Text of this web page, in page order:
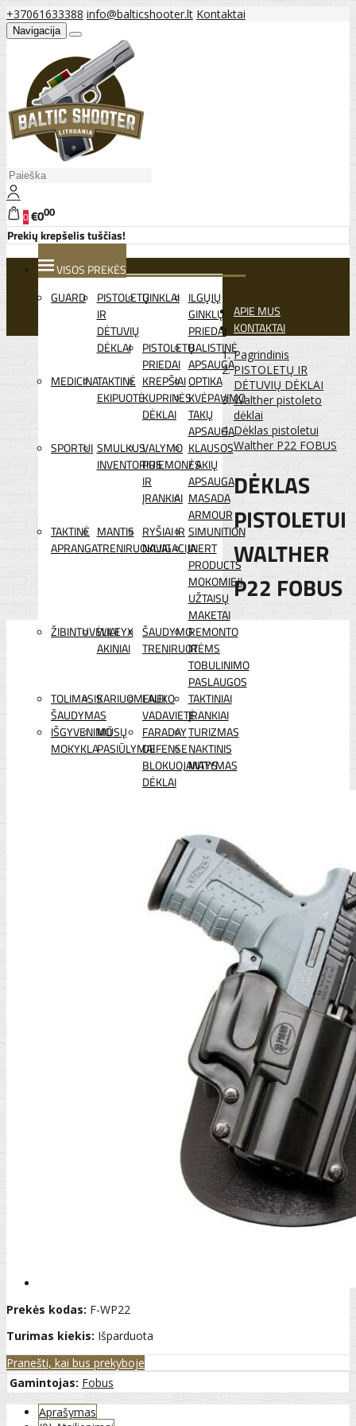
+37061633388 info@balticshooter.lt Kontaktai
Navigacija
0€000
Prekių krepšelis tuščias!
VISOS PREKĖS
GUARD
PISTOLETŲ
IR
DĖTUVIŲ
DĖKLAI
GINKLAI ILGŲJŲ
GINKLŲ
PRIEDAI
PISTOLETŲ
PRIEDAI
BALISTINĖ
APSAUGA
MEDICINATAKTINĖ
EKIPUOTĖ
KREPŠIAI
KUPRINĖS
DĖKLAI
OPTIKA
KVĖPAVIMO
TAKŲ
APSAUGA
SPORTUI SMULKUS
INVENTORIUS
VALYMO
PRIEMONĖS
IR
ĮRANKIAI
KLAUSOS
/ AKIŲ
APSAUGA
MASADA
ARMOUR
TAKTINĖ
APRANGA
MANTIS
TRENIRUOKLIAI
RYŠIAI IR
NAVIGACIJA
SIMUNITION
INERT
PRODUCTS
MOKOMIEJI
UŽTAISŲ
MAKETAI
ŽIBINTUVĖLIAI
WILEYX
AKINIAI
ŠAUDYMO
TRENIRUOTĖMS
REMONTO
IR
TOBULINIMO
PASLAUGOS
TOLIMASIS
ŠAUDYMAS
KARIUOMENEI
LAUKO
VADAVIETĖ
TAKTINIAI
ĮRANKIAI
IŠGYVENIMO
MOKYKLA
MŪSŲ
PASIŪLYMAI
FARADAY
DEFENSE
BLOKUOJANTYS
DĖKLAI
TURIZMAS
NAKTINIS
MATYMAS
APIE MUS
KONTAKTAI
Pagrindinis
PISTOLETŲ IR
DĖTUVIŲ DĖKLAI
Walther pistoleto
dėklai
Dėklas pistoletui
Walther P22 FOBUS
DĖKLAS
PISTOLETUI
WALTHER
P22 FOBUS
Prekės kodas: F-WP22
Turimas kiekis: Išparduota
Pranešti, kai bus prekyboje
Gamintojas: Fobus
Aprašymas